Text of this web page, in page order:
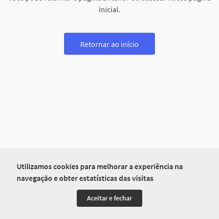
Utilizamos cookies para melhorar a experiência na
navegação e obter estatísticas das visitas
Aceitar e fechar
inicial.
Retornar ao início